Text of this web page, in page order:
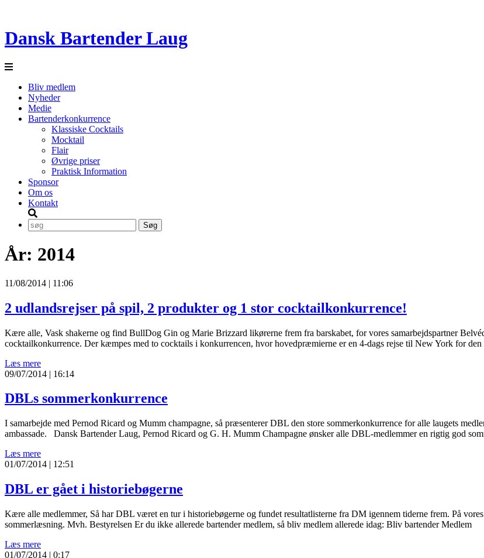
Dansk Bartender Laug
Bliv medlem
Nyheder
Medie
Bartenderkonkurrence
Klassiske Cocktails
Mocktail
Flair
Øvrige priser
Praktisk Information
Sponsor
Om os
Kontakt
År: 2014
11/08/2014 | 11:06
2 udlandsrejser på spil, 2 produkter og 1 stor cocktailkonkurrence!
Kære alle, Vask shakerne og find BullDog Gin og Marie Brizzard likørerne frem fra barskabet, for vores samarbejdspartner
cocktailkonkurrence. Der kæmpes med to cocktails i konkurrencen, hvor hovedpræmierne er en 4-dags rejse til New York for
Læs mere
09/07/2014 | 16:14
DBLs sommerkonkurrence
I samarbejde med Pernod Ricard og Mumm champagne, så præsenterer DBL den store sommerkonkurrence for alle laugets
ambassade. Dansk Bartender Laug, Pernod Ricard og G. H. Mumm Champagne ønsker alle DBL-medlemmer en rigtig god
Læs mere
01/07/2014 | 12:51
DBL er gået i historiebøgerne
Kære alle medlemmer, Så har DBL været en tur i historiebøgerne og fundet resultatlisterne fra DM igennem tiderne frem. På
sommerlæsning. Mvh. Bestyrelsen Er du ikke allerede bartender medlem, så bliv medlem allerede idag: Bliv bartender Medlem
Læs mere
01/07/2014 | 0:17